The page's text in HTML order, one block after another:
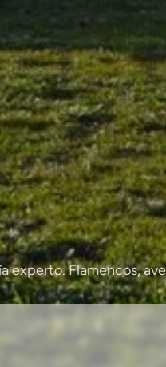
experto. Flamencos,